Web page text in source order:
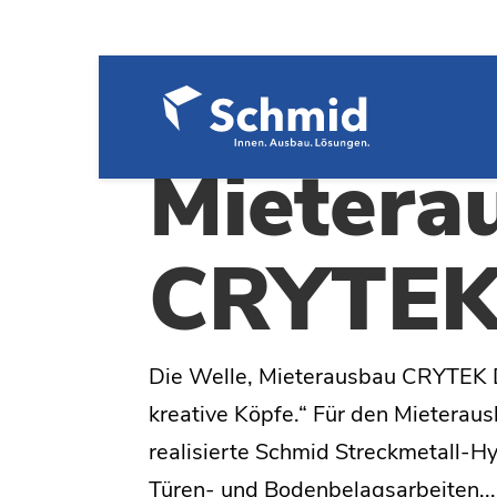
Die
Die Welle, Mieterausbau
kreative Köpfe​.“ Für den
realisierte Schmid Streckmetall-
Türen- und